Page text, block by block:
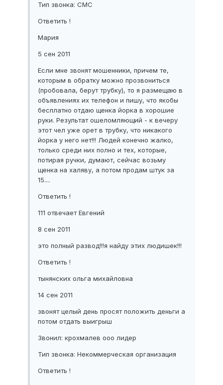
Тип звонка: СМС
Ответить !
Мария
5 сен 2011
Если мне звонят мошенники, причем те,
которым в обратку можно прозвониться
(пробовала, берут трубку), то я размещаю в
объявлениях их телефон и пишу, что якобы
бесплатно отдаю щенка йорка в хорошие
руки. Результат ошеломляющий - к вечеру
этот чел уже орет в трубку, что никакого
йорка у него нет!!! Людей конечно жалко,
только среди них полно и тех, которые,
потирая ручки, думают, сейчас возьму
щенка на халяву, а потом продам штук за
15....
Ответить !
111 отвечает Евгений
8 сен 2011
это полный развод!!!я найду этих людишек!!!
Ответить !
тынянских ольга михайловна
14 сен 2011
звонят целый день просят положить деньги а
потом отдать выигрыш
Звонил: крохмалев ооо лидер
Тип звонка: Некоммерческая организация
Ответить !